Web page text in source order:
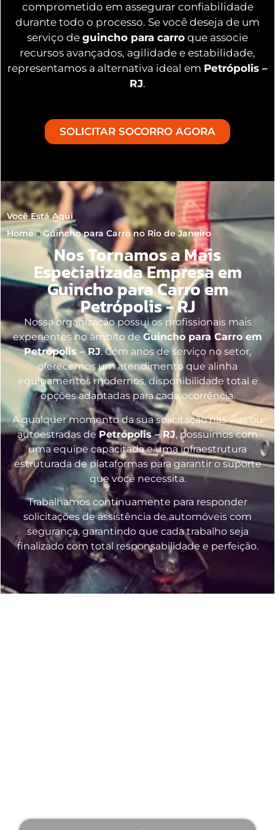
comprometido em assegurar confiabilidade
durante todo o processo. Se você deseja de um
serviço de guincho para carro que associe
recursos avançados, agilidade e estabilidade,
representamos a alternativa ideal em Petrópolis –
RJ.
SOLICITAR SOCORRO AGORA
Você Está Aqui
Home» Guincho para Carro no Rio de Janeiro
Nos Tornamos a Mais
Especializada Empresa em
Guincho para Carro em
Petrópolis - RJ
Nossa organização possui os profissionais mais
experientes no âmbito deGuincho para Carro em
Petrópolis – RJ. Com anos de serviço no setor,
oferecemos um atendimento que alinha
equipamentos modernos, disponibilidade total e
opções adaptadas para cada ocorrência.
A qualquer momento da sua solicitação nas vias ou
autoestradas dePetrópolis – RJ, possuímos com
uma equipe capacitada e uma infraestrutura
estruturada de plataformas para garantir o suporte
que você necessita.
Trabalhamos continuamente para responder
solicitações de assistência de automóveis com
segurança, garantindo que cada trabalho seja
finalizado com total responsabilidade e perfeição.